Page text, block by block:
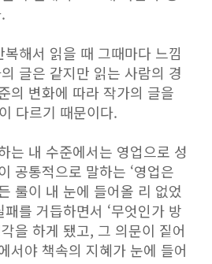
해서 읽을 때 그때마다 느낌
글은 같지만 읽는 사람의 경
의 변화에 따라 작가의 글을
다르기 때문이다.
는 내 수준에서는 영업으로 성
공통적으로 말하는 ‘영업은
룰이 내 눈에 들어올 리 없었
를 거듭하면서 ‘무엇인가 방
을 하게 됐고, 그 의문이 짙어
서야 책속의 지혜가 눈에 들어